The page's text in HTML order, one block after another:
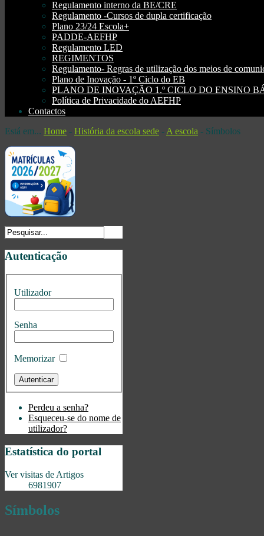
Regulamento interno da BE/CRE
Regulamento -Cursos de dupla certificação
Plano 23/24 Escola+
PADDE-AEFHP
Regulamento LED
REGIMENTOS
Regulamento- Regras de utilização dos meios de
Plano de Inovação - 1º Ciclo do EB
PLANO DE INOVAÇÃO 1.º CICLO DO ENSINO
Política de Privacidade do AEFHP
Contactos
Está em... Home - História da escola sede - A escola - Símbolos
Autenticação
Utilizador
Senha
Memorizar
Perdeu a senha?
Esqueceu-se do nome de
utilizador?
Estatística do portal
Ver visitas de Artigos
6981907
Símbolos